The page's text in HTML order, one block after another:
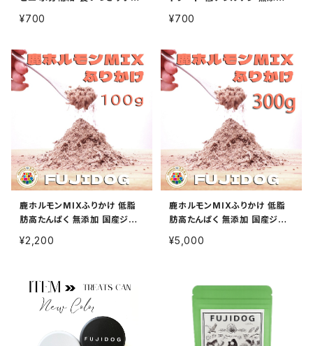
¥700 ¥700
鹿ホルモンMIXふりかけ 低脂
肪高たんぱく 無添加 国産ジビ
¥2,200
鹿ホルモンMIXふりかけ 低脂
肪高たんぱく 無添加 国産ジビ
¥5,000